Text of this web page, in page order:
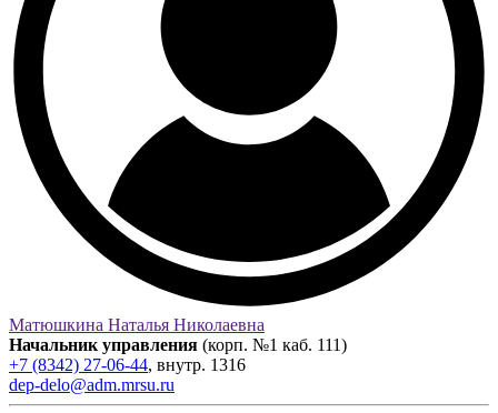
Матюшкина Наталья Николаевна
Начальник управления (корп. №1 каб. 111)
+7 (8342) 27-06-44, внутр. 1316
dep-delo@adm.mrsu.ru